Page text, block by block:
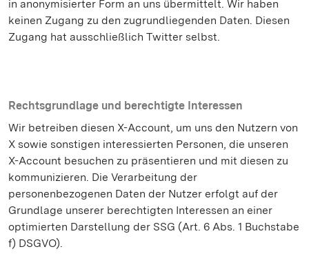
in anonymisierter Form an uns übermittelt. Wir haben
keinen Zugang zu den zugrundliegenden Daten. Diesen
Zugang hat ausschließlich Twitter selbst.
Rechtsgrundlage und berechtigte Interessen
Wir betreiben diesen X-Account, um uns den Nutzern von
X sowie sonstigen interessierten Personen, die unseren
X-Account besuchen zu präsentieren und mit diesen zu
kommunizieren. Die Verarbeitung der
personenbezogenen Daten der Nutzer erfolgt auf der
Grundlage unserer berechtigten Interessen an einer
optimierten Darstellung der SSG (Art. 6 Abs. 1 Buchstabe
f) DSGVO).